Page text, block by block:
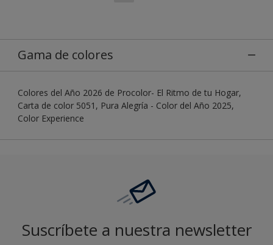
Gama de colores
Colores del Año 2026 de Procolor- El Ritmo de tu Hogar,
Carta de color 5051, Pura Alegría - Color del Año 2025,
Color Experience
Suscríbete a nuestra newsletter